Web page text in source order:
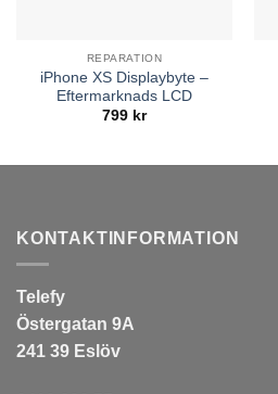
REPARATION
iPhone XS Displaybyte –
Eftermarknads LCD
799 kr
KONTAKTINFORMATION
Telefy
Östergatan 9A
241 39 Eslöv